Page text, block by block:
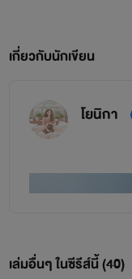
เกี่ยวกับนักเขียน
โยนิกา
เล่มอื่นๆ ในซีรีส์นี้ (40)